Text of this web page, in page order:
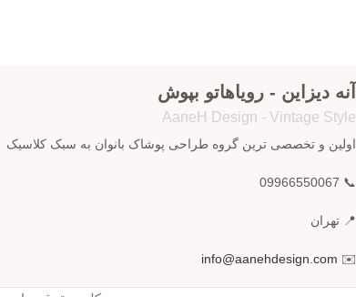
آنه دیزاین - رویاهاتو بپوش
AaneH Design - Vintage Style
اولین و تخصصی ترین گروه طراحی پوشاک بانوان به سبک کلاسیک
📞 09966550067
📍 تهران
✉️
info@aanehdesign.com